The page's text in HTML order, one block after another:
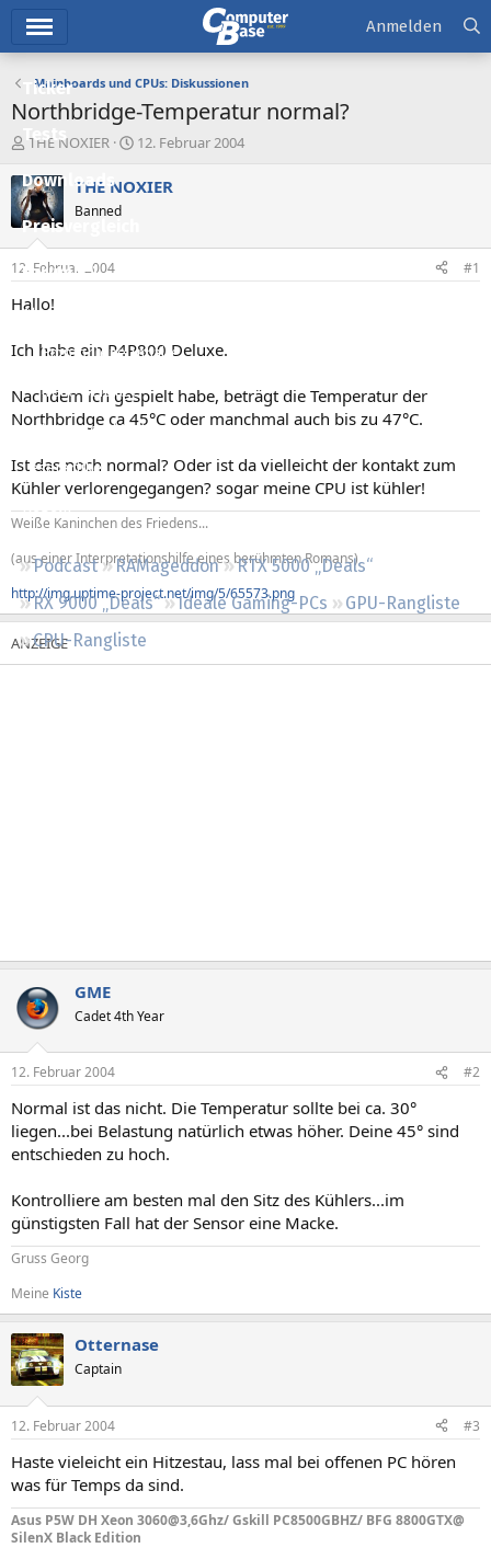
Ticker
Tests
Downloads
Preisvergleich
Forum
Aktuelles
Empfohlene Inhalte
Neue Beiträge
Neueste Aktivitäten
Leserartikel
Regeln
Podcast RAMageddon
RTX 5000 „Deals“
RX 9000 „Deals“
Ideale Gaming-PCs
GPU-Rangliste
CPU-Rangliste
Anmelden
Mainboards und CPUs: Diskussionen
Northbridge-Temperatur normal?
E
s
t
e
e
r
THE NOXIER
E
s
t
12. Februar 2004
THE NOXIER
Banned
12. Februar 2004 #1
Hallo!
Ich habe ein P4P800 Deluxe.
Nachdem ich gespielt habe, beträgt die Temperatur der
Northbridge ca 45°C oder manchmal auch bis zu 47°C.
Ist das noch normal? Oder ist da vielleicht der kontakt zum
Kühler verlorengegangen? sogar meine CPU ist kühler!
Weiße Kaninchen des Friedens...
(aus einer Interpretationshilfe eines berühmten Romans)
http://img.uptime-project.net/img/5/65573.png
GME
Cadet 4th Year
12. Februar 2004 #2
Normal ist das nicht. Die Temperatur sollte bei ca. 30°
liegen...bei Belastung natürlich etwas höher. Deine 45° sind
entschieden zu hoch.
Kontrolliere am besten mal den Sitz des Kühlers...im
günstigsten Fall hat der Sensor eine Macke.
Gruss Georg
Meine Kiste
Otternase
Captain
12. Februar 2004 #3
Haste vieleicht ein Hitzestau, lass mal bei offenen PC hören
was für Temps da sind.
Asus P5W DH Xeon 3060@3,6Ghz/ Gskill PC8500GBHZ/ BFG 8800GTX@
SilenX Black Edition